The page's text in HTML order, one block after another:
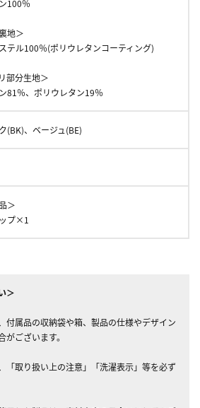
100％
地＞
テル100％(ポリウレタンコーティング)
部分生地＞
81％、ポリウレタン19％
(BK)、ベージュ(BE)
＞
プ×1
＞
付属品の収納袋や箱、製品の仕様やデザイン
ございます。
「取り扱い上の注意」「洗濯表示」等を必ず